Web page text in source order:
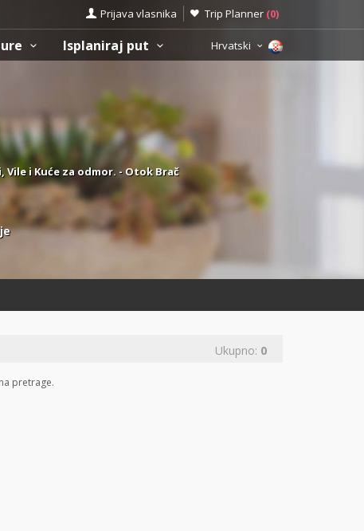
Prijava vlasnika Trip Planner (0)
Isplaniraj put Hrvatski
i Kuće za odmor. - Otok Brač
Ukupno: 0
pretrage.